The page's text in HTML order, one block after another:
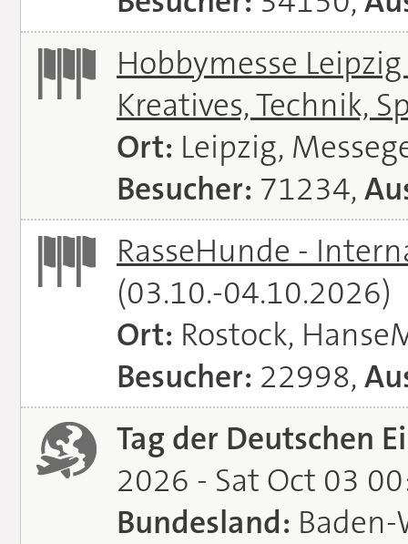
Hobbymesse
Kreatives, Technik,
Ort: Leipzig,
Besucher: 71234,
RasseHunde -
(03.10.-04.10.2026)
Ort: Rostock,
Besucher: 22998,
Tag der Deutschen
2026 - Sat Oct 03
Bundesland: